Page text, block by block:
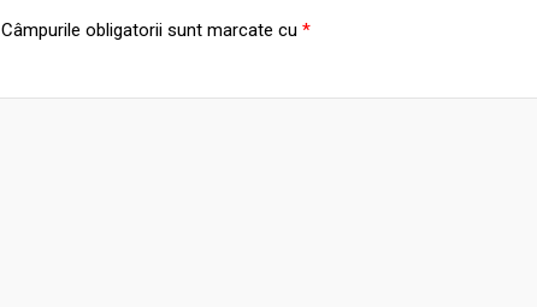
Câmpurile obligatorii sunt marcate cu *